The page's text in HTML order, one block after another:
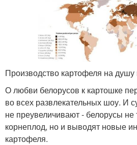
Производство картофеля на душу
О любви белорусов к картошке
во всех развлекательных шоу. И
не преувеличивают - белорусы не
корнеплод, но и выводят новые
картофеля.